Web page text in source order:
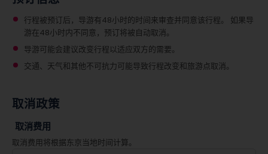
行程被预订后，导游有48小时的时间来审查并同意该行程。 如果导
游在48小时内不同意，预订将被自动取消。
导游可能会建议改变行程以适应双方的需要。
交通、天气和其他不可抗力可能导致行程改变和旅游点取消。
取消政策
取消费用
取消费用将根据东京当地时间计算。